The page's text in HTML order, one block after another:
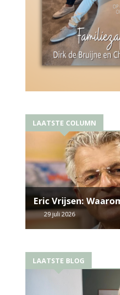
LAATSTE COLUMN
Eric Vrijsen:
29 juli 2026
LAATSTE BLOG